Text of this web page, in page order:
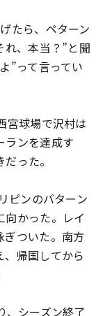
たら、ペターン
れ、本当？”と聞
”って言ってい
宮球場で沢村は
ランを達成す
った。
ピンのバターン
かった。レイ
ぎついた。南方
帰国してから
シーズン終了